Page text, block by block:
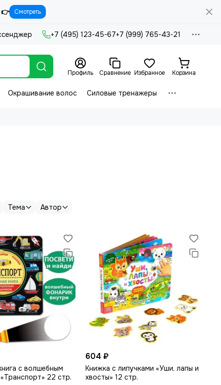
Смотреть
+7 (495) 123-45-67+7 (999) 765-43-21
Профиль Сравнение Избранное Корзина
Окрашивание волос Силовые тренажеры
Тема Автор
с волшебным
22 стр.
604 ₽
Книжка с липучками «Уши, лапы и
хвосты» 12 стр.